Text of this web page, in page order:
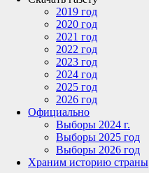
2019 год
2020 год
2021 год
2022 год
2023 год
2024 год
2025 год
2026 год
Официально
Выборы 2024 г.
Выборы 2025 год
Выборы 2026 год
Храним историю страны